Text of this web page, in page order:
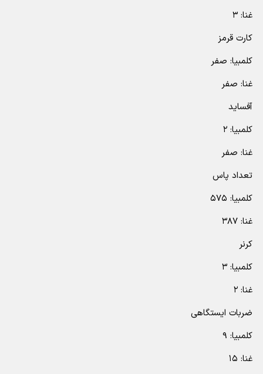
غنا: ۳
کارت قرمز
کلمبیا: صفر
غنا: صفر
آفساید
کلمبیا: ۲
غنا: صفر
تعداد پاس
کلمبیا: ۵۷۵
غنا: ۳۸۷
کرنر
کلمبیا: ۳
غنا: ۲
ضربات ایستگاهی
کلمبیا: ۹
غنا: ۱۵